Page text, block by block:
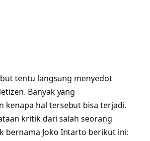
tentu langsung menyedot
Banyak yang
kenapa hal tersebut bisa terjadi.
kritik dari salah seorang
bernama Joko Intarto berikut ini: